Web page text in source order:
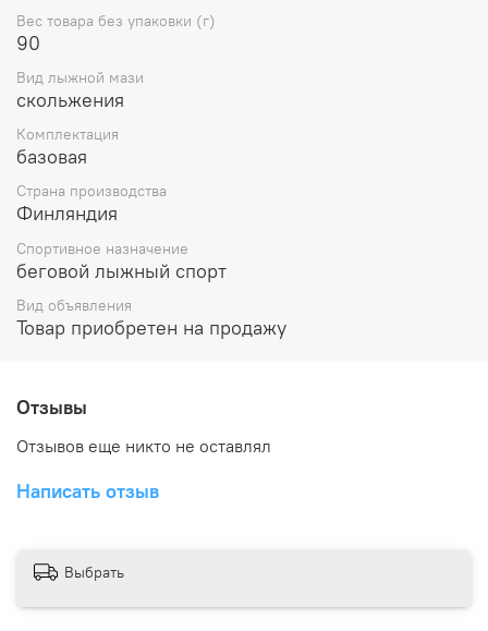
Вес товара без упаковки (г)
90
Вид лыжной мази
скольжения
Комплектация
базовая
Страна производства
Финляндия
Спортивное назначение
беговой лыжный спорт
Вид объявления
Товар приобретен на продажу
Отзывы
Отзывов еще никто не оставлял
Написать отзыв
Выбрать